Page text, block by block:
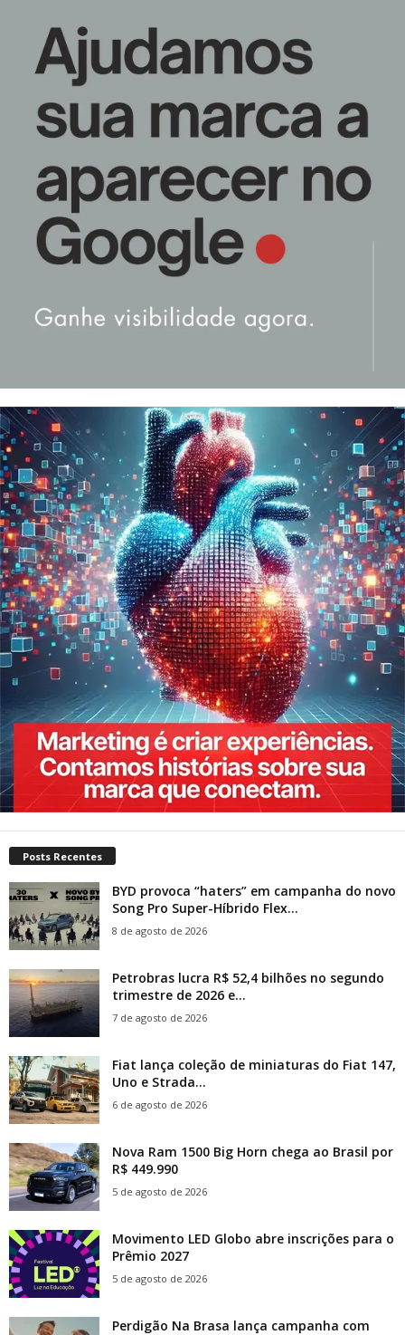
Posts Recentes
BYD provoca “haters” em campanha do novo
Song Pro Super-Híbrido Flex...
8 de agosto de 2026
Petrobras lucra R$ 52,4 bilhões no segundo
trimestre de 2026 e...
7 de agosto de 2026
Fiat lança coleção de miniaturas do Fiat 147,
Uno e Strada...
6 de agosto de 2026
Nova Ram 1500 Big Horn chega ao Brasil por
R$ 449.990
5 de agosto de 2026
Movimento LED Globo abre inscrições para o
Prêmio 2027
5 de agosto de 2026
Perdigão Na Brasa lança campanha com